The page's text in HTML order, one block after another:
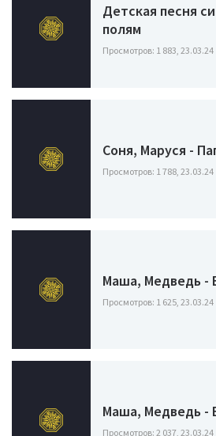
Детская песня
полям
Просмотров: 1 883, 23.03.24
Соня, Маруся -
Просмотров: 1 788, 23.03.24
Маша, Медведь -
Просмотров: 1 625, 23.03.24
Маша, Медведь -
Просмотров: 2 037, 23.03.24